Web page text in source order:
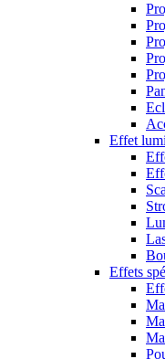
Effet
Effets